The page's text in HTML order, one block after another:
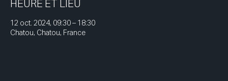
HEURE ET LIEU
12 oct. 2024, 09:30 – 18:30
Chatou, Chatou, France